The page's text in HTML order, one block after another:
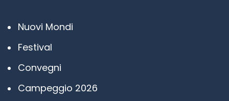
Nuovi Mondi
Festival
Convegni
Campeggio 2026